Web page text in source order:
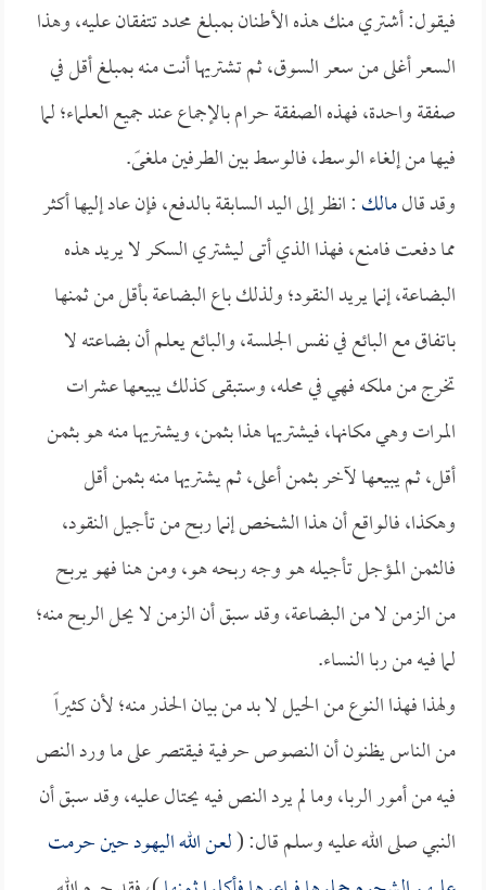
فيقول: أشتري منك هذه الأطنان بمبلغ محدد تتفقان عليه، وهذا
السعر أغلى من سعر السوق، ثم تشتريها أنت منه بمبلغ أقل في
صفقة واحدة، فهذه الصفقة حرام بالإجماع عند جميع العلماء؛ لما
فيها من إلغاء الوسط، فالوسط بين الطرفين ملغىً.
وقد قالمالك: انظر إلى اليد السابقة بالدفع، فإن عاد إليها أكثر
مما دفعت فامنع، فهذا الذي أتى ليشتري السكر لا يريد هذه
البضاعة، إنما يريد النقود؛ ولذلك باع البضاعة بأقل من ثمنها
باتفاق مع البائع في نفس الجلسة، والبائع يعلم أن بضاعته لا
تخرج من ملكه فهي في محله، وستبقى كذلك يبيعها عشرات
المرات وهي مكانها، فيشتريها هذا بثمن، ويشتريها منه هو بثمن
أقل، ثم يبيعها لآخر بثمن أعلى، ثم يشتريها منه بثمن أقل
وهكذا، فالواقع أن هذا الشخص إنما ربح من تأجيل النقود،
فالثمن المؤجل تأجيله هو وجه ربحه هو، ومن هنا فهو يربح
من الزمن لا من البضاعة، وقد سبق أن الزمن لا يحل الربح منه؛
لما فيه من ربا النساء.
ولهذا فهذا النوع من الحيل لا بد من بيان الحذر منه؛ لأن كثيراً
من الناس يظنون أن النصوص حرفية فيقتصر على ما ورد النص
فيه من أمور الربا، وما لم يرد النص فيه يحتال عليه، وقد سبق أن
النبي صلى الله عليه وسلم قال: (لعن الله اليهود حين حرمت